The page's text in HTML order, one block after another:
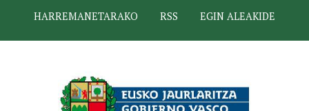
HARREMANETARAKO
RSS EGIN ALEAKIDE